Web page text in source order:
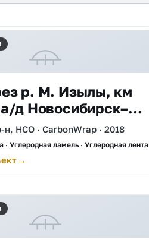
объекты
р. М. Изылы, км
д Новосибирск–
н, НСО · CarbonWrap · 2018
· Углеродная ламель · Углеродная лента